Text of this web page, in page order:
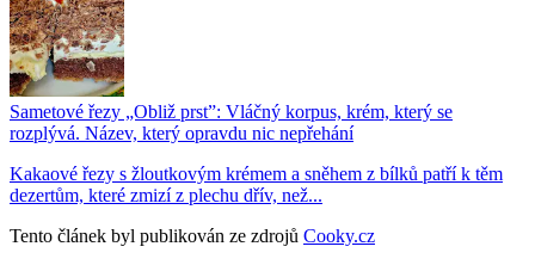
Sametové řezy „Obliž prst”: Vláčný korpus, krém, který se
rozplývá. Název, který opravdu nic nepřehání
Kakaové řezy s žloutkovým krémem a sněhem z bílků patří k těm
dezertům, které zmizí z plechu dřív, než...
Tento článek byl publikován ze zdrojů Cooky.cz